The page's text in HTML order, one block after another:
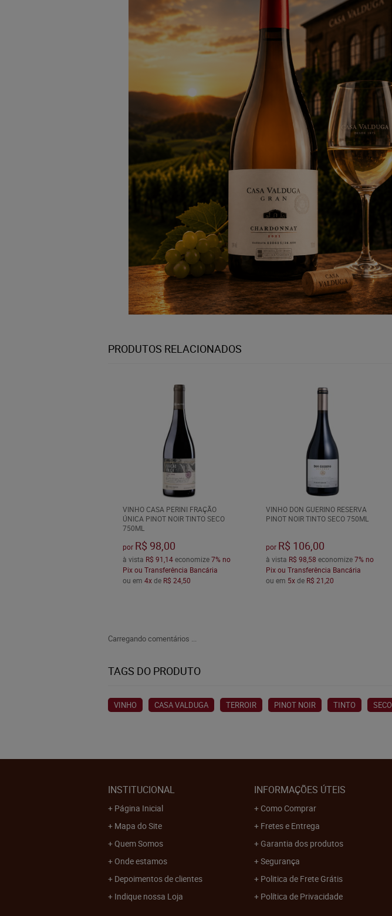
PRODUTOS RELACIONADOS
VINHO CASA PERINI FRAÇÃO
ÚNICA PINOT NOIR TINTO SECO
750ML
por R$ 98,00
à vista R$ 91,14economize7% no
Pix ou Transferência Bancária
ou em 4xde R$ 24,50
VINHO DON GUERINO RESERVA
PINOT NOIR TINTO SECO 750ML
por R$ 106,00
à vista R$ 98,58 economize7% no
Pix ou Transferência Bancária
ou em 5xde R$ 21,20
Carregando comentários ...
TAGS DO PRODUTO
VINHO CASA VALDUGA TERROIR PINOT NOIR TINTO SECO
INSTITUCIONAL
Página Inicial
Mapa do Site
Quem Somos
Onde estamos
Depoimentos de clientes
Indique nossa Loja
INFORMAÇÕES ÚTEIS
Como Comprar
Fretes e Entrega
Garantia dos produtos
Segurança
Politica de Frete Grátis
Política de Privacidade